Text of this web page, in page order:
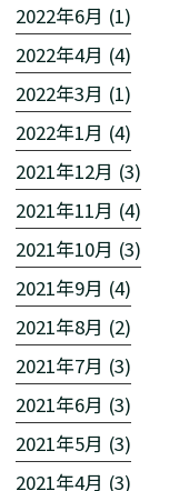
2022年6月 (1)
2022年4月 (4)
2022年3月 (1)
2022年1月 (4)
2021年12月 (3)
2021年11月 (4)
2021年10月 (3)
2021年9月 (4)
2021年8月 (2)
2021年7月 (3)
2021年6月 (3)
2021年5月 (3)
2021年4月 (3)